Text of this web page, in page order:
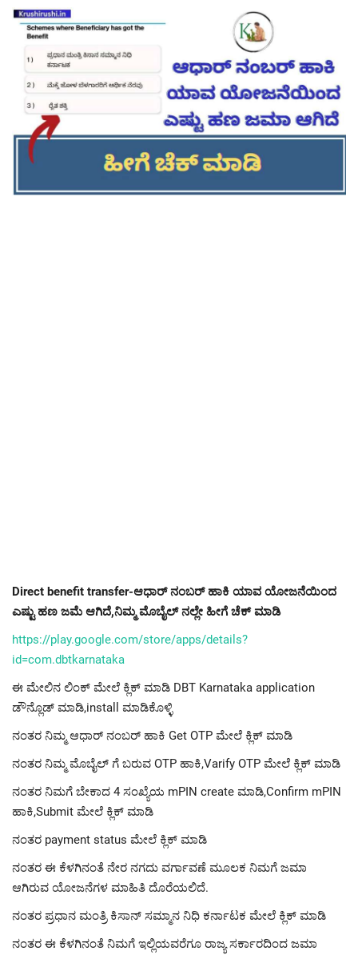
Direct benefit transfer-ಆಧಾರ್ ನಂಬರ್ ಹಾಕಿ ಯಾವ ಯೋಜನೆಯಿಂದ
ಎಷ್ಟು ಹಣ ಜಮೆ ಆಗಿದೆ,ನಿಮ್ಮ ಮೊಬೈಲ್ ನಲ್ಲೇ ಹೀಗೆ ಚೆಕ್ ಮಾಡಿ
https://play.google.com/store/apps/details?
id=com.dbtkarnataka
ಈ ಮೇಲಿನ ಲಿಂಕ್ ಮೇಲೆ ಕ್ಲಿಕ್ ಮಾಡಿ DBT Karnataka application
ಡೌನ್ಲೊಡ್ ಮಾಡಿ,install ಮಾಡಿಕೊಳ್ಳಿ
ನಂತರ ನಿಮ್ಮ ಆಧಾರ್ ನಂಬರ್ ಹಾಕಿ Get OTP ಮೇಲೆ ಕ್ಲಿಕ್ ಮಾಡಿ
ನಂತರ ನಿಮ್ಮ ಮೊಬೈಲ್ ಗೆ ಬರುವ OTP ಹಾಕಿ,Varify OTP ಮೇಲೆ ಕ್ಲಿಕ್ ಮಾಡಿ
ನಂತರ ನಿಮಗೆ ಬೇಕಾದ 4 ಸಂಖ್ಯೆಯ mPIN create ಮಾಡಿ,Confirm mPIN
ಹಾಕಿ,Submit ಮೇಲೆ ಕ್ಲಿಕ್ ಮಾಡಿ
ನಂತರ payment status ಮೇಲೆ ಕ್ಲಿಕ್ ಮಾಡಿ
ನಂತರ ಈ ಕೆಳಗಿನಂತೆ ನೇರ ನಗದು ವರ್ಗಾವಣೆ ಮೂಲಕ ನಿಮಗೆ ಜಮಾ
ಆಗಿರುವ ಯೋಜನೆಗಳ ಮಾಹಿತಿ ದೊರೆಯಲಿದೆ.
ನಂತರ ಪ್ರಧಾನ ಮಂತ್ರಿ ಕಿಸಾನ್ ಸಮ್ಮಾನ ನಿಧಿ ಕರ್ನಾಟಕ ಮೇಲೆ ಕ್ಲಿಕ್ ಮಾಡಿ
ನಂತರ ಈ ಕೆಳಗಿನಂತೆ ನಿಮಗೆ ಇಲ್ಲಿಯವರೆಗೂ ರಾಜ್ಯ ಸರ್ಕಾರದಿಂದ ಜಮಾ